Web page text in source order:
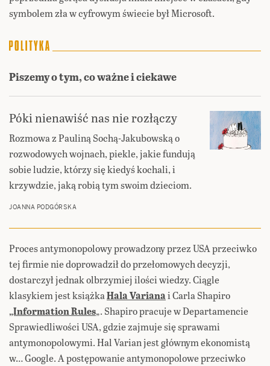
symbolem zła w cyfrowym świecie był Microsoft.
Piszemy o tym, co ważne i ciekawe
Póki nienawiść nas nie rozłączy
Rozmowa z Pauliną Sochą-Jakubowską o
rozwodowych wojnach, piekle, jakie fundują
sobie ludzie, którzy się kiedyś kochali, i
krzywdzie, jaką robią tym swoim dzieciom.
JOANNA PODGÓRSKA
Proces antymonopolowy prowadzony przez USA przeciwko
tej firmie nie doprowadził do przełomowych decyzji,
dostarczył jednak olbrzymiej ilości wiedzy. Ciągle
klasykiem jest książkaHala Varianai Carla Shapiro
„Information Rules„. Shapiro pracuje w Departamencie
Sprawiedliwości USA, gdzie zajmuje się sprawami
antymonopolowymi. Hal Varian jest głównym ekonomistą
w… Google. A postępowanie antymonopolowe przeciwko